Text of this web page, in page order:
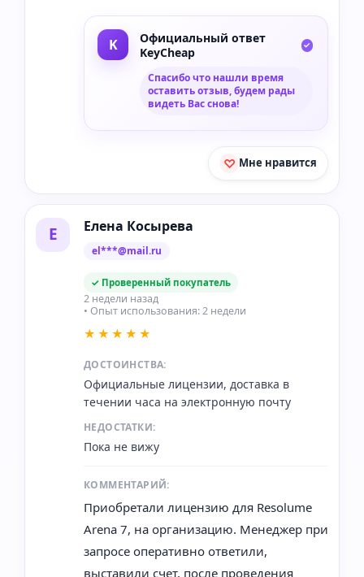
Официальный ответ
KeyCheap
Спасибо что нашли время
оставить отзыв, будем рады
видеть Вас снова!
Мне нравится
Е Елена Косырева
el***@mail.ru
✓ Проверенный покупатель
2 недели назад
• Опыт использования: 2 недели
★★★★★
ДОСТОИНСТВА:
Официальные лицензии, доставка в
течении часа на электронную почту
НЕДОСТАТКИ:
Пока не вижу
КОММЕНТАРИЙ:
Приобретали лицензию для Resolume
Arena 7, на организацию. Менеджер при
запросе оперативно ответили,
выставили счет, после проведения